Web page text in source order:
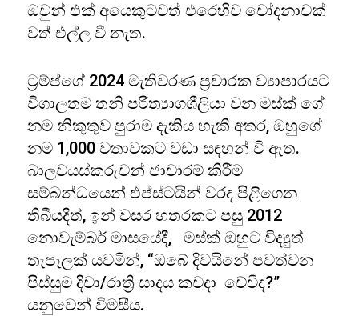
ඔවුන් එක් අයෙකුටවත් එරෙහිව චෝදනාවක්
වත් එල්ල වී නැත.
ට්‍රම්ප්ගේ 2024 මැතිවරණ ප්‍රචාරක ව්‍යාපාරයට
විශාලතම තනි පරිත්‍යාගශීලියා වන මස්ක් ගේ
නම නිකුතුව පුරාම දැකිය හැකි අතර, ඔහුගේ
නම 1,000 වතාවකට වඩා සඳහන් වී ඇත.
බාලවයස්කරුවන් ජාවාරම් කිරීම
සම්බන්ධයෙන් එප්ස්ටයින් වරද පිළිගෙන
තිබීයදීත්, ඉන් වසර හතරකට පසු 2012
නොවැම්බර් මාසයේදී, මස්ක් ඔහුට විද්‍යුත්
තැපෑලක් යවමින්, “ඔබේ දිවයිනේ පවත්වන
පිස්සුම දිවා/රාත්‍රි සාදය කවදා වේවිද?”
යනුවෙන් විමසීය.